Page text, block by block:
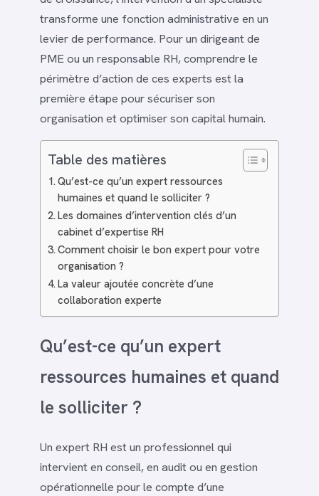
transforme une fonction administrative en un
levier de performance. Pour un dirigeant de
PME ou un responsable RH, comprendre le
périmètre d’action de ces experts est la
première étape pour sécuriser son
organisation et optimiser son capital humain.
Table des matières
Qu’est-ce qu’un expert ressources
humaines et quand le solliciter ?
Les domaines d’intervention clés d’un
cabinet d’expertise RH
Comment choisir le bon expert pour votre
organisation ?
La valeur ajoutée concrète d’une
collaboration experte
Qu’est-ce qu’un expert
ressources humaines et quand
le solliciter ?
Un expert RH est un professionnel qui
intervient en conseil, en audit ou en gestion
opérationnelle pour le compte d’une